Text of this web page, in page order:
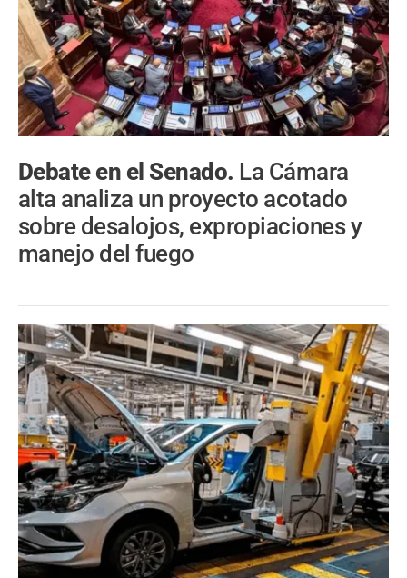
Debate en el Senado. La Cámara
alta analiza un proyecto acotado
sobre desalojos, expropiaciones y
manejo del fuego